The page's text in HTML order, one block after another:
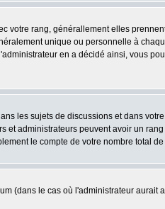
votre rang, générallement elles
unique ou personnelle à
en a décidé ainsi, vous
les sujets de discussions et dans
administrateurs peuvent avoir un
le compte de votre nombre total
(dans le cas où l'administrateur